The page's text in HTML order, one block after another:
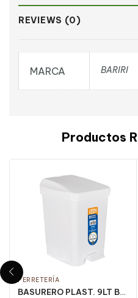
REVIEWS (0)
MARCA BARIRI
Productos
FERRETERÍA
BASURERO PLAST. 9LT BLANCO C/ PEDAL CJ C/ 4UN